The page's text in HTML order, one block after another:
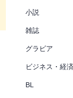
小説
雑誌
グラビア
ビジネス・経済
BL